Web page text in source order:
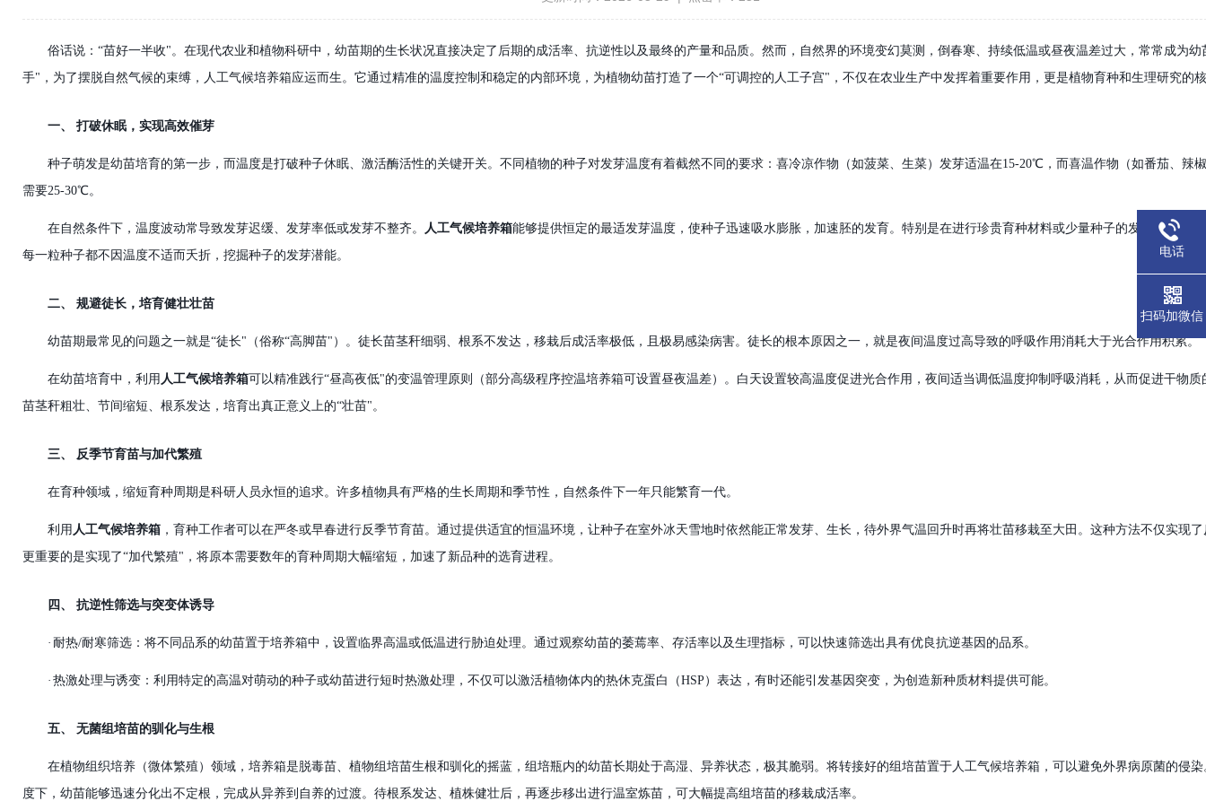
俗话说： “苗好一半收"。在现代农业和植物科研中，幼苗期的生长状况直接决定了后期的成活率、抗逆性以及最终的产量和品质。然而，自然界的环境变幻莫测，倒春寒、持续低温或昼夜温差过大，常常成为幼
手" ， 为了摆脱自然气候的束缚， 人工气候培养箱应运而生。它通过精准的温度控制和稳定的内部环境，为植物幼苗打造了一个“可调控的人工子宫"，不仅在农业生产中发挥着重要作用，更是植物育种和生理研究的
一、 打破休眠，实现高效催芽
种子萌发是幼苗培育的第一步，而温度是打破种子休眠、激活酶活性的关键开关。不同植物的种子对发芽温度有着截然不同的要求：喜冷凉作物（如菠菜、生菜）发芽适温在15-20℃，而喜温作物（如番茄、辣
需要25-30℃。
在自然条件下，温度波动常导致发芽迟缓、发芽率低或发芽不整齐。 人工气候培养箱能够提供恒定的最适发芽温度，使种子迅速吸水膨胀，加速胚的发育。特别是在进行珍贵育种材料或少量种子的发芽试验时
每一粒种子都不因温度不适而夭折，挖掘种子的发芽潜能。
二、 规避徒长，培育健壮壮苗
幼苗期最常见的问题之一就是“徒长"（俗称“高脚苗"）。徒长苗茎秆细弱、根系不发达，移栽后成活率极低，且极易感染病害。徒长的根本原因之一，就是夜间温度过高导致的呼吸作用消耗大于光合作用积累。
在幼苗培育中，利用 人工气候培养箱可以精准践行“昼高夜低"的变温管理原则（部分高级程序控温培养箱可设置昼夜温差）。白天设置较高温度促进光合作用，夜间适当调低温度抑制呼吸消耗，从而促进干物质
苗茎秆粗壮、节间缩短、根系发达，培育出真正意义上的“壮苗"。
三、 反季节育苗与加代繁殖
在育种领域，缩短育种周期是科研人员永恒的追求。许多植物具有严格的生长周期和季节性，自然条件下一年只能繁育一代。
利用 人工气候培养箱 ，育种工作者可以在严冬或早春进行反季节育苗。通过提供适宜的恒温环境，让种子在室外冰天雪地时依然能正常发芽、生长，待外界气温回升时再将壮苗移栽至大田。这种方法不仅实现
更重要的是实现了“加代繁殖" ，将原本需要数年的育种周期大幅缩短，加速了新品种的选育进程。
四、 抗逆性筛选与突变体诱导
· 耐热/耐寒筛选 ： 将不同品系的幼苗置于培养箱中，设置临界高温或低温进行胁迫处理。通过观察幼苗的萎蔫率、存活率以及生理指标，可以快速筛选出具有优良抗逆基因的品系。
· 热激处理与诱变 ：利用特定的高温对萌动的种子或幼苗进行短时热激处理，不仅可以激活植物体内的热休克蛋白（HSP）表达，有时还能引发基因突变，为创造新种质材料提供可能。
五、 无菌组培苗的驯化与生根
在植物组织培养（微体繁殖）领域，培养箱是脱毒苗、植物组培苗生根和驯化的摇蓝， 组培瓶内的幼苗长期处于高湿、异养状态，极其脆弱。将转接好的组培苗置于人工气候培养箱 ，可以避免外界病原菌的侵
度下，幼苗能够迅速分化出不定根，完成从异养到自养的过渡。待根系发达、植株健壮后，再逐步移出进行温室炼苗，可大幅提高组培苗的移栽成活率。
电话
扫码加微信